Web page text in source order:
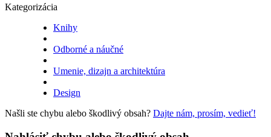
Kategorizácia
Knihy
Odborné a náučné
Umenie, dizajn a architektúra
Design
Našli ste chybu alebo škodlivý obsah? Dajte nám, prosím, vedieť!